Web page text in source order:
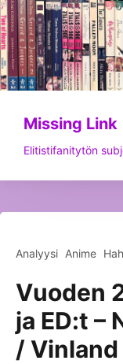
Siirry
sisältöön
Missing Link
Elitistifanitytön
Analyysi Anime
Vuoden
ja ED:t –
/ Vinland